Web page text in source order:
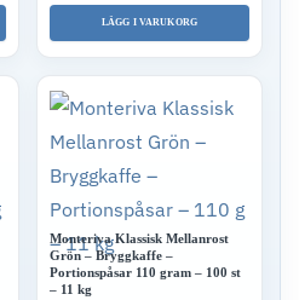
LÄGG I VARUKORG
Monteriva Klassisk Mellanrost
Grön – Bryggkaffe –
Portionspåsar 110 gram – 100 st
– 11 kg